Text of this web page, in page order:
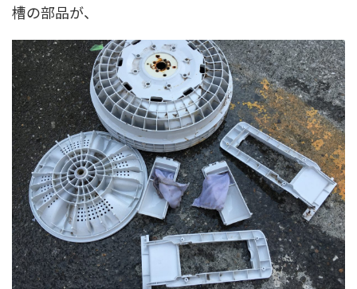
槽の部品が、